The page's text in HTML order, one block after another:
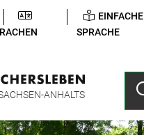
EINFACHE
SPRACHE
ANHALTS